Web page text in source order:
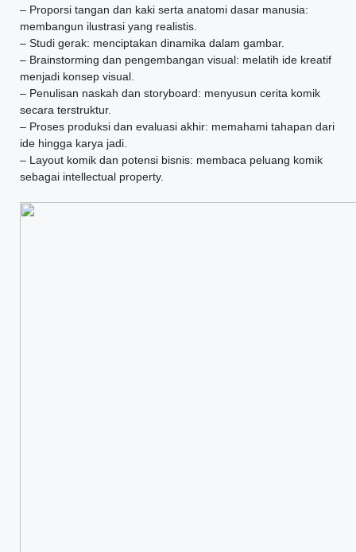
– Proporsi tangan dan kaki serta anatomi dasar manusia:
membangun ilustrasi yang realistis.
– Studi gerak: menciptakan dinamika dalam gambar.
– Brainstorming dan pengembangan visual: melatih ide kreatif
menjadi konsep visual.
– Penulisan naskah dan storyboard: menyusun cerita komik
secara terstruktur.
– Proses produksi dan evaluasi akhir: memahami tahapan dari
ide hingga karya jadi.
– Layout komik dan potensi bisnis: membaca peluang komik
sebagai intellectual property.